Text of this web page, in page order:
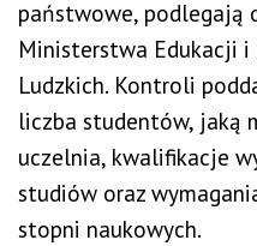
państwowe, podlegają
Ministerstwa Edukacji
Ludzkich. Kontroli
liczba studentów, jaką
uczelnia, kwalifikacje
studiów oraz
stopni naukowych.